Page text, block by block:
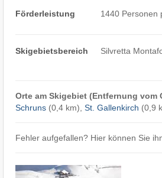
Förderleistung 1440 Personen
Skigebietsbereich Silvretta
Orte am Skigebiet (Entfernung vom
Schruns(0,4 km), St. Gallenkirch (0,9
Fehler aufgefallen? Hier können Sie